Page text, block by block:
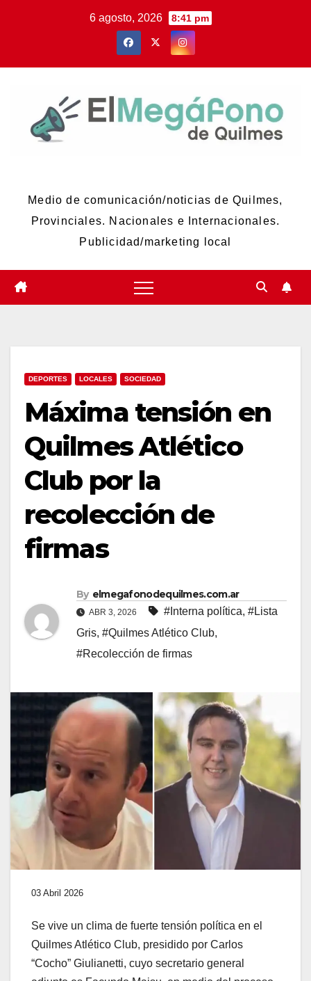
6 agosto, 2026 8:41 pm
Medio de comunicación/noticias de Quilmes,
Provinciales. Nacionales e Internacionales.
Publicidad/marketing local
DEPORTES LOCALES SOCIEDAD
Máxima tensión en
Quilmes Atlético
Club por la
recolección de
firmas
By elmegafonodequilmes.com.ar
ABR 3, 2026 #Interna política, #Lista
Gris, #Quilmes Atlético Club,
#Recolección de firmas
03 Abril 2026
Se vive un clima de fuerte tensión política en el
Quilmes Atlético Club, presidido por Carlos
“Cocho” Giulianetti, cuyo secretario general